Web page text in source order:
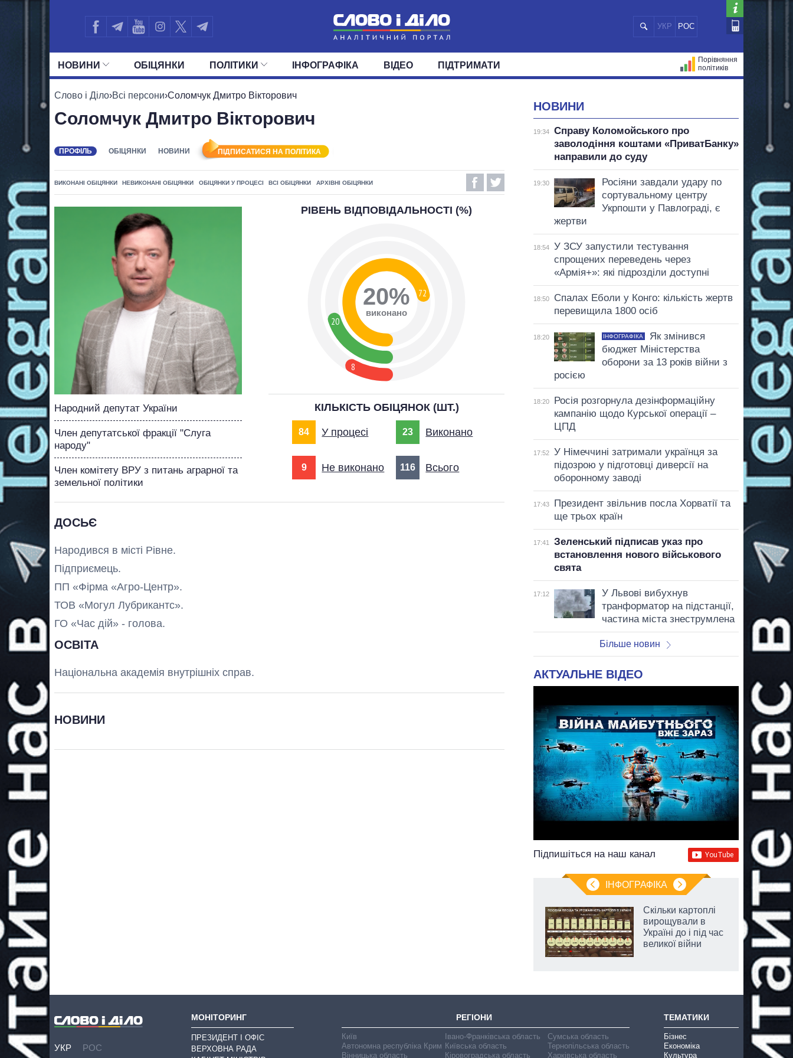
УКР РОС
НОВИНИ
СТРІЧКА
ПОЛІТИКА
ОБIЦЯНКИ ПОЛIТИКИ
УСІ ПОЛІТИКИ ПРЕЗИДЕНТ І ОФІС ВЕРХОВНА РАДА
ІНФОГРАФІКА ВІДЕО ПІДТРИМАТИ
Порівняння
політиків
Слово і Діло›Всі персони›Соломчук Дмитро Вікторович
Соломчук Дмитро Вікторович
ПРОФІЛЬ ОБІЦЯНКИ НОВИНИ ПІДПИСАТИСЯ НА ПОЛІТИКА
ВИКОНАНІ ОБІЦЯНКИ НЕВИКОНАНІ ОБІЦЯНКИ ОБІЦЯНКИ У ПРОЦЕСІ ВСІ ОБІЦЯНКИ АРХІВНІ ОБІЦЯНКИ
Народний депутат України
Член депутатської фракції "Слуга
народу"
Член комітету ВРУ з питань аграрної та
земельної політики
ДОСЬЄ
Народився в місті Рівне.
Підприємець.
ПП «Фірма «Агро-Центр».
ТОВ «Могул Лубрикантс».
ГО «Час дій» - голова.
ОСВІТА
Національна академія внутрішніх справ.
НОВИНИ
РІВЕНЬ ВІДПОВІДАЛЬНОСТІ (%)
8
20
72
20%
виконано
КІЛЬКІСТЬ ОБІЦЯНОК (ШТ.)
84 У процесі 23 Виконано
9 Не виконано 116 Всього
НОВИНИ
19:34
Справу Коломойського про
заволодіння коштами «ПриватБанку»
направили до суду
19:30
Росіяни завдали удару по
сортувальному центру
Укрпошти у Павлограді, є
жертви
18:54
У ЗСУ запустили тестування
спрощених переведень через
«Армія+»: які підрозділи доступні
18:50
Спалах Еболи у Конго: кількість жертв
перевищила 1800 осіб
18:20 ІНФОГРАФІКА
Як змінився
бюджет Міністерства
оборони за 13 років війни з
росією
18:20
Росія розгорнула дезінформаційну
кампанію щодо Курської операції –
ЦПД
17:52
У Німеччині затримали українця за
підозрою у підготовці диверсії на
оборонному заводі
17:43
Президент звільнив посла Хорватії та
ще трьох країн
17:41
Зеленський підписав указ про
встановлення нового військового
свята
17:12
У Львові вибухнув
транформатор на підстанції,
частина міста знеструмлена
Більше новин
АКТУАЛЬНЕ ВІДЕО
Підпишіться на наш канал
ІНФОГРАФІКА
Скільки картоплі
вирощували в
Україні до і під час
великої війни
УКР РОС
МОНІТОРИНГ
ПРЕЗИДЕНТ І ОФІС
ВЕРХОВНА РАДА
РЕГІОНИ
Київ
Автономна республіка Крим
Вінницька область
Івано-Франківська область
Київська область
Кіровоградська область
Сумська область
Тернопільська область
Харківська область
ТЕМАТИКИ
Бізнес
Економіка
Культура